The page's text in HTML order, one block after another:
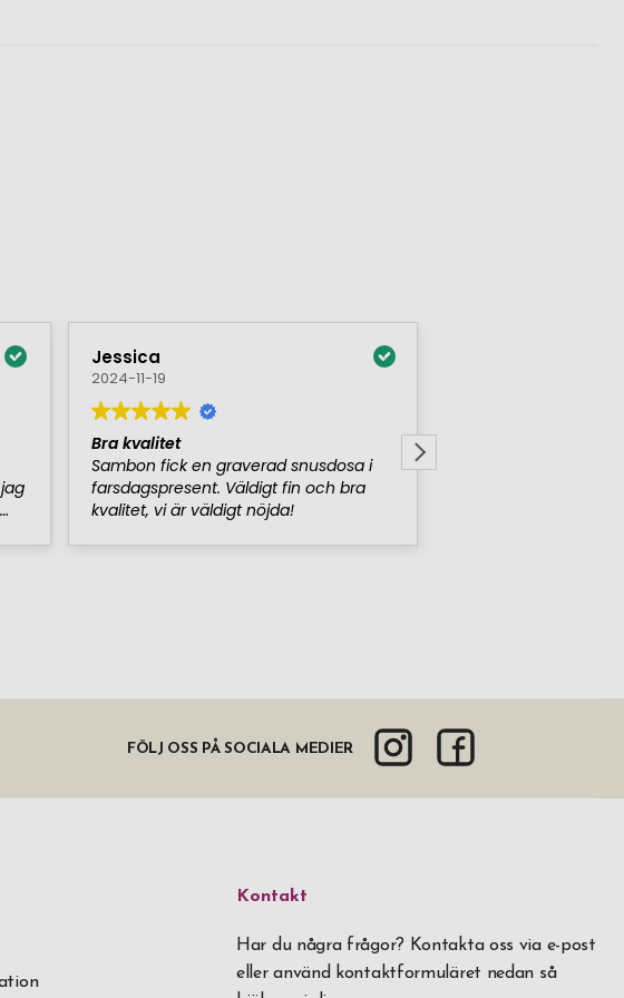
FÖLJ OSS PÅ SOCIALA MEDIER
Kontakt
Har du några frågor? Kontakta oss via e-post
eller använd kontaktformuläret nedan så